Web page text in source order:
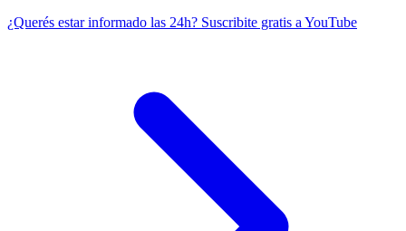
¿Querés estar informado las 24h? Suscribite gratis a YouTube